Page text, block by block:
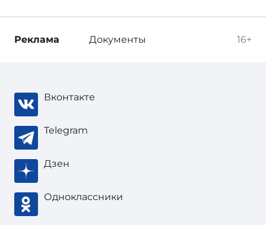
16+
Реклама Документы
Вконтакте
Telegram
Дзен
Одноклассники